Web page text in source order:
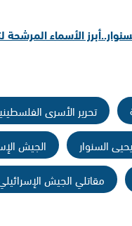
الأسماء المرشحة
تحرير الأسرى
السنوار
الجيش
مقاتلي الجيش